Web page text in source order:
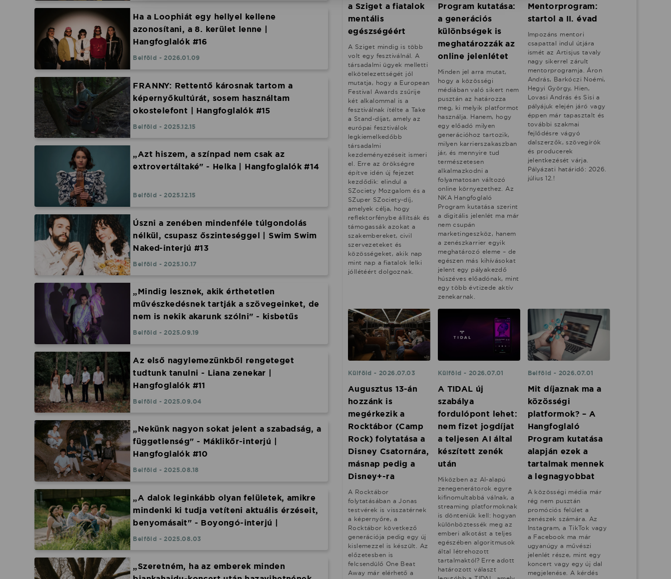
Ha a Loophiát egy hellyel kellene
azonosítani, a 8. kerület lenne |
Hangfoglalók #16
Belföld - 2026.01.09
FRANNY: Rettentő károsnak tartom a
képernyőkultúrát, sosem használtam
okostelefont | Hangfoglalók #15
Belföld - 2025.12.15
„Azt hiszem, a színpad nem csak az
extrovertáltaké" - Helka | Hangfoglalók #14
Belföld - 2025.12.15
Úszni a zenében mindenféle túlgondolás
nélkül, csupasz őszinteséggel | Swim Swim
Naked-interjú #13
Belföld - 2025.10.17
„Mindig lesznek, akik érthetetlen
művészkedésnek tartják a szövegeinket, de
nem is nekik akarunk szólni" - kisbetűs
ünnepnapok | Hangfoglaló #12
Belföld - 2025.09.19
Az első nagylemezünkből rengeteget
tudtunk tanulni - Liana zenekar |
Hangfoglalók #11
Belföld - 2025.09.04
„Nekünk nagyon sokat jelent a szabadság, a
függetlenség" - Máklikőr-interjú |
Hangfoglalók #10
Belföld - 2025.08.18
„A dalok leginkább olyan felületek, amikre
mindenki ki tudja vetíteni aktuális érzéseit,
benyomásait" - Boyongó-interjú |
Hangfoglalók #9
Belföld - 2025.08.03
„Szeretném, ha az emberek minden
a Sziget a fiatalok
mentális
egészségéért
A Sziget mindig is több
volt egy fesztiválnál. A
társadalmi ügyek melletti
elkötelezettségét jól
mutatja, hogy a European
Festival Awards zsűrije
két alkalommal is a
fesztiválnak ítélte a Take
a Stand-díjat, amely az
európai fesztiválok
legkiemelkedőbb
társadalmi
kezdeményezéseit ismeri
el. Erre az örökségre
építve idén új fejezet
kezdődik: elindul a
SZociety Mozgalom és a
SZuper SZociety-díj,
amelyek célja, hogy
reflektorfénybe állítsák és
támogassák azokat a
szakembereket, civil
szervezeteket és
közösségeket, akik nap
mint nap a fiatalok lelki
jóllétéért dolgoznak.
Program kutatása:
a generációs
különbségek is
meghatározzák az
online jelenlétet
Minden jel arra mutat,
hogy a közösségi
médiában való sikert nem
pusztán az határozza
meg, ki melyik platformot
használja. Hanem, hogy
egy előadó milyen
generációhoz tartozik,
milyen karrierszakaszban
jár, és mennyire tud
természetesen
alkalmazkodni a
folyamatosan változó
online környezethez. Az
NKA Hangfoglaló
Program kutatása szerint
a digitális jelenlét ma már
nem csupán
marketingeszköz, hanem
a zenészkarrier egyik
meghatározó eleme – de
egészen más kihívásokat
jelent egy pályakezdő
húszéves előadónak, mint
egy több évtizede aktív
zenekarnak.
Mentorprogram:
startol a II. évad
Impozáns mentori
csapattal indul útjára
ismét az Artisjus tavaly
nagy sikerrel zárult
mentorprogramja. Áron
András, Barkóczi Noémi,
Hegyi György, Hien,
Lovasi András és Sisi a
pályájuk elején járó vagy
éppen már tapasztalt és
további szakmai
fejlődésre vágyó
dalszerzők, szövegírók
és producerek
jelentkezését várja.
Pályázati határidő: 2026.
július 12.!
Külföld - 2026.07.03
Augusztus 13-án
hozzánk is
megérkezik a
Rocktábor (Camp
Rock) folytatása a
Disney Csatornára,
másnap pedig a
Disney+-ra
A Rocktábor
folytatásában a Jonas
testvérek is visszatérnek
a képernyőre, a
Rocktábor következő
generációja pedig egy új
kislemezzel is készült. Az
előzetesben is
felcsendülő One Beat
Away már elérhető a
Külföld - 2026.07.01
A TIDAL új
szabálya
fordulópont lehet:
nem fizet jogdíjat
a teljesen AI által
készített zenék
után
Miközben az AI-alapú
zenegenerátorok egyre
kifinomultabbá válnak, a
streaming platformoknak
is dönteniük kell: hogyan
különböztessék meg az
emberi alkotást a teljes
egészében algoritmusok
által létrehozott
tartalmaktól? Erre adott
határozott választ
Belföld - 2026.07.01
Mit díjaznak ma a
közösségi
platformok? – A
Hangfoglaló
Program kutatása
alapján ezek a
tartalmak mennek
a legnagyobbat
A közösségi média már
rég nem pusztán
promóciós felület a
zenészek számára. Az
Instagram, a TikTok vagy
a Facebook ma már
ugyanúgy a művészi
jelenlét része, mint egy
koncert vagy egy új dal
megjelenése. A kérdés